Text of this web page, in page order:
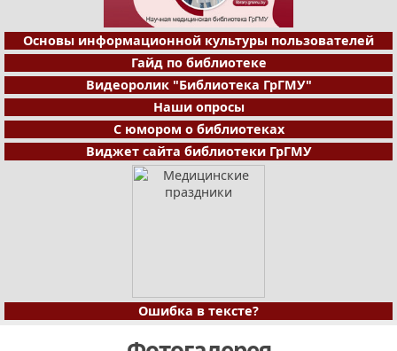
Основы информационной культуры пользователей
Гайд по библиотеке
Видеоролик "Библиотека ГрГМУ"
Наши опросы
С юмором о библиотеках
Виджет сайта библиотеки ГрГМУ
Ошибка в тексте?